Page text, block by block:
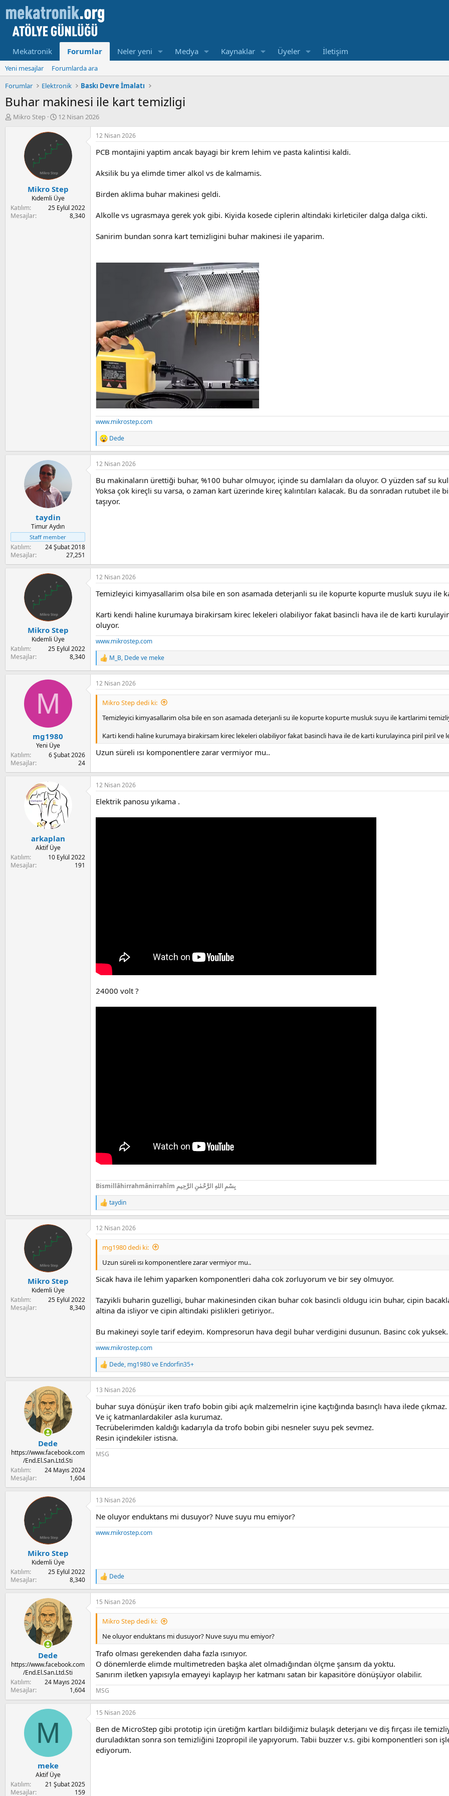
Mekatronik Forumlar Neler yeni Medya Kaynaklar Üyeler İletişim
Yeni mesajlar
Forumlarda ara
Forumlar
Elektronik Baskı Devre İmalatı
Buhar makinesi ile kart temizligi
K
a
t
Mikro Step
B
ş
l
t
a
r
i
12 Nisan 2026
Mikro Step
Kıdemli Üye
Katılım
25 Eylül 2022
Mesajlar
8,340
12 Nisan 2026
PCB montajini yaptim ancak bayagi bir krem lehim ve pasta kalintisi kaldi.
Aksilik bu ya elimde timer alkol vs de kalmamis.
Birden aklima buhar makinesi geldi.
Alkolle vs ugrasmaya gerek yok gibi. Kiyida kosede ciplerin altindaki kirleticiler dalga dalga cikti.
Sanirim bundan sonra kart temizligini buhar makinesi ile yaparim.
www.mikrostep.com
R
e
a
c
i
o
s
Dede
taydin
Timur Aydın
Staff member
Katılım
24 Şubat 2018
Mesajlar
27,251
12 Nisan 2026
Bu makinaların ürettiği buhar, %100 buhar olmuyor, içinde su damlaları da oluyor. O yüzden saf su
Yoksa çok kireçli su varsa, o zaman kart üzerinde kireç kalıntıları kalacak. Bu da sonradan rutubet ile
taşıyor.
Mikro Step
Kıdemli Üye
Katılım
25 Eylül 2022
Mesajlar
8,340
12 Nisan 2026
Temizleyici kimyasallarim olsa bile en son asamada deterjanli su ile kopurte kopurte musluk suyu ile
Karti kendi haline kurumaya birakirsam kirec lekeleri olabiliyor fakat basincli hava ile de karti
oluyor.
www.mikrostep.com
R
e
a
c
t
n
M_B, Dedeve meke
M
mg1980
Yeni Üye
Katılım
6 Şubat 2026
Mesajlar
24
12 Nisan 2026
Mikro Step dedi ki:
Temizleyici kimyasallarim olsa bile en son asamada deterjanli su ile kopurte kopurte musluk suyu ile kartlarimi
Karti kendi haline kurumaya birakirsam kirec lekeleri olabiliyor fakat basincli hava ile de karti kurulayinca piril piril ve
Uzun süreli ısı komponentlere zarar vermiyor mu..
arkaplan
Aktif Üye
Katılım
10 Eylül 2022
Mesajlar
191
12 Nisan 2026
Elektrik panosu yıkama .
24000 volt ?
Bismillâhirrahmânirrahîm بِسْمِ اللهِ الرَّحْمٰنِ الرَّحِيمِ
R
e
a
c
t
s
:
taydin
Mikro Step
Kıdemli Üye
Katılım
25 Eylül 2022
Mesajlar
8,340
12 Nisan 2026
mg1980 dedi ki:
Uzun süreli ısı komponentlere zarar vermiyor mu..
Sicak hava ile lehim yaparken komponentleri daha cok zorluyorum ve bir sey olmuyor.
Tazyikli buharin guzelligi, buhar makinesinden cikan buhar cok basincli oldugu icin buhar, cipin
altina da isliyor ve cipin altindaki pislikleri getiriyor..
Bu makineyi soyle tarif edeyim. Kompresorun hava degil buhar verdigini dusunun. Basinc cok yuksek.
www.mikrostep.com
R
e
a
c
i
o
n
s
:
Dede, mg1980ve Endorfin35+
Dede
https://www.facebook.com
/End.El.San.Ltd.Sti
Katılım
24 Mayıs 2024
Mesajlar
1,604
13 Nisan 2026
buhar suya dönüşür iken trafo bobin gibi açık malzemelrin içine kaçtığında basınçlı hava ilede çıkmaz.
Ve iç katmanlardakiler asla kurumaz.
Tecrübelerimden kaldığı kadarıyla da trofo bobin gibi nesneler suyu pek sevmez.
Resin içindekiler istisna.
MSG
Mikro Step
Kıdemli Üye
Katılım
25 Eylül 2022
Mesajlar
8,340
13 Nisan 2026
Ne oluyor enduktans mi dusuyor? Nuve suyu mu emiyor?
www.mikrostep.com
R
e
a
c
t
s
:
Dede
Dede
https://www.facebook.com
/End.El.San.Ltd.Sti
Katılım
24 Mayıs 2024
Mesajlar
1,604
15 Nisan 2026
Mikro Step dedi ki:
Ne oluyor enduktans mi dusuyor? Nuve suyu mu emiyor?
Trafo olması gerekenden daha fazla ısınıyor.
O dönemlerde elimde multimetreden başka alet olmadığından ölçme şansım da yoktu.
Sanırım iletken yapısıyla emayeyi kaplayıp her katmanı satan bir kapasitöre dönüşüyor olabilir.
MSG
M
meke
Aktif Üye
Katılım
21 Şubat 2025
Mesajlar
159
15 Nisan 2026
Ben de MicroStep gibi prototip için üretiğm kartları bildiğimiz bulaşık deterjanı ve diş fırçası ile
duruladıktan sonra son temizliğini Izopropil ile yapıyorum. Tabii buzzer v.s. gibi komponentleri son
ediyorum.